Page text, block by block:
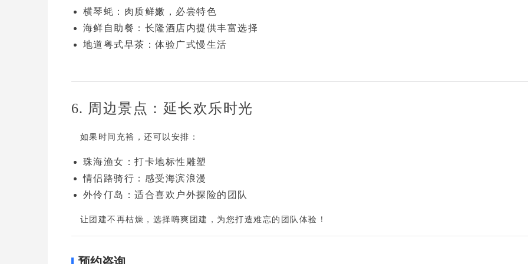
横琴蚝 ：肉质鲜嫩，必尝特色
海鲜自助餐 ：长隆酒店内提供丰富选择
地道粤式早茶 ：体验广式慢生活
6. 周边景点：延长欢乐时光
如果时间充裕，还可以安排：
珠海渔女 ：打卡地标性雕塑
情侣路骑行 ：感受海滨浪漫
外伶仃岛 ：适合喜欢户外探险的团队
让团建不再枯燥，选择嗨爽团建，为您打造难忘的团队体验！